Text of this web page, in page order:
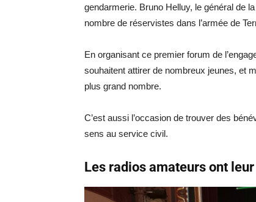
gendarmerie. Bruno Helluy, le général de la
nombre de réservistes dans l’armée de
En organisant ce premier forum de
souhaitent attirer de nombreux jeunes, et
plus grand nombre.
C’est aussi l’occasion de trouver des
sens au service civil.
Les radios amateurs ont